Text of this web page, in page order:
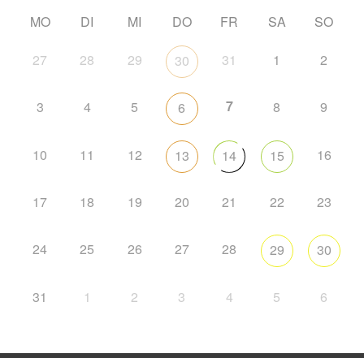
MO DI MI DO FR SA SO
27 28 29 30 31 1 2
3 4 5 6 7 8 9
10 11 12 13 14 15 16
17 18 19 20 21 22 23
24 25 26 27 28 29 30
31 1 2 3 4 5 6